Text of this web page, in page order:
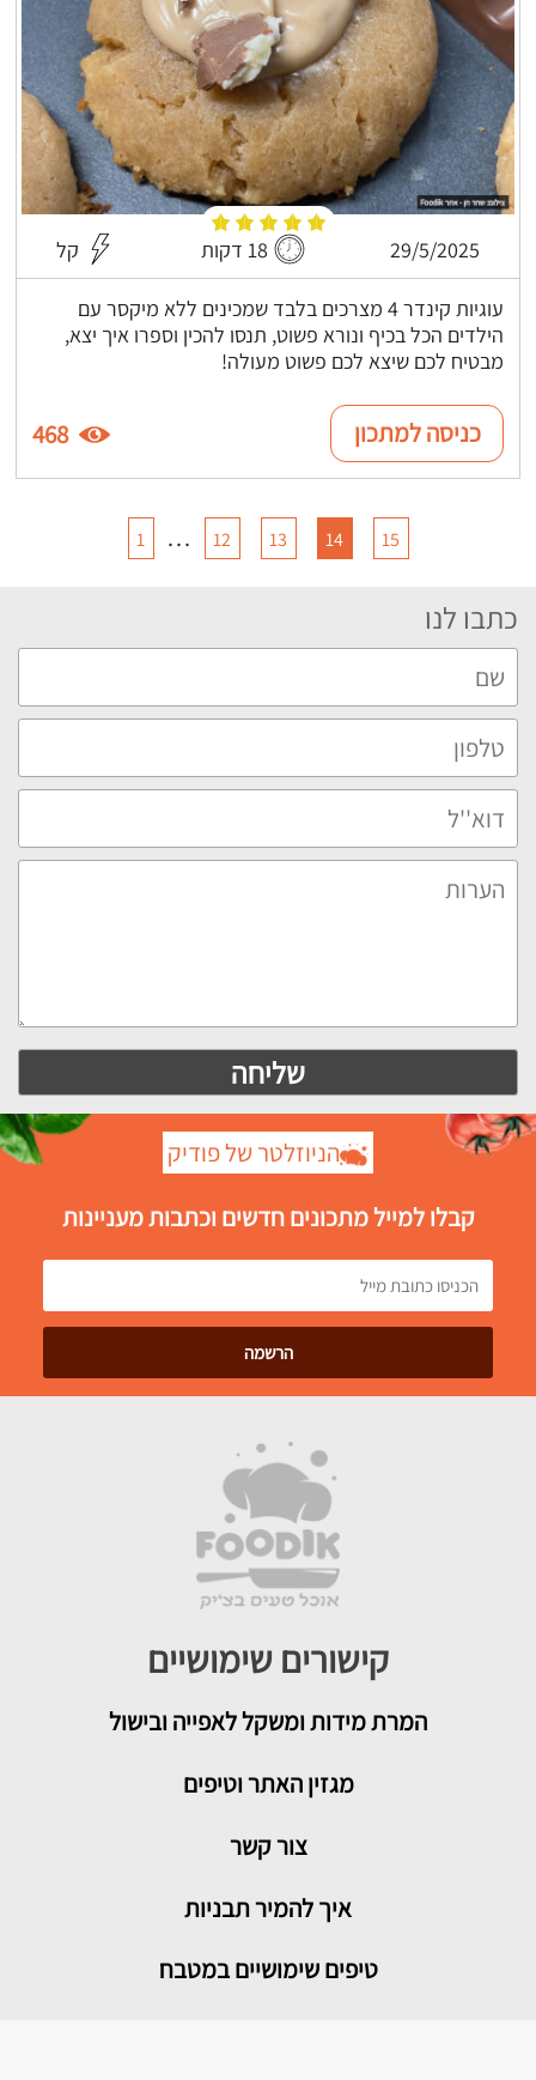
29/5/2025 18 דקות קל
עוגיות קינדר 4 מצרכים בלבד שמכינים ללא מיקסר עם
הילדים הכל בכיף ונורא פשוט, תנסו להכין וספרו איך יצא,
מבטיח לכם שיצא לכם פשוט מעולה!
כניסה למתכון 468
1 … 12 13 14 15
כתבו לנו
הניוזלטר של פודיק
קבלו למייל מתכונים חדשים וכתבות מעניינות
קישורים שימושיים
המרת מידות ומשקל לאפייה ובישול
מגזין האתר וטיפים
צור קשר
איך להמיר תבניות
טיפים שימושיים במטבח